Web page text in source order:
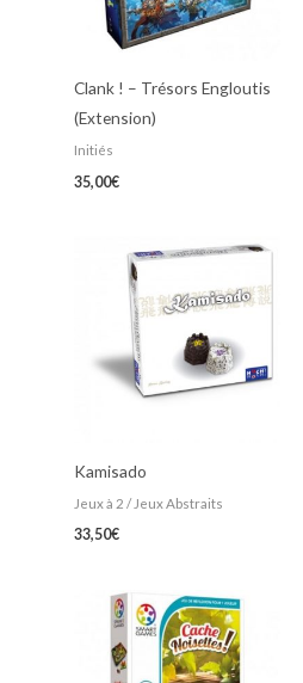
Clank ! – Trésors Engloutis
(Extension)
Initiés
35,00€
Kamisado
Jeux à 2 / Jeux Abstraits
33,50€